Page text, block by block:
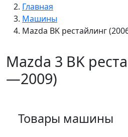
Главная
Машины
Mazda BK рестайлинг
Mazda 3 BK
—2009)
Товары машины